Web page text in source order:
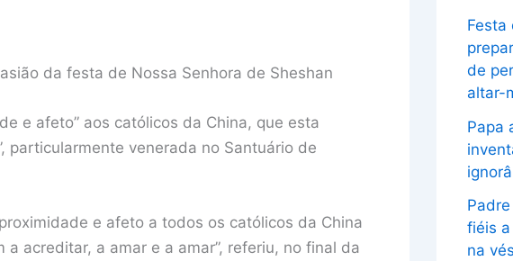
da festa de Nossa Senhora de Sheshan
e afeto” aos católicos da China, que esta
particularmente venerada no Santuário de
e afeto a todos os católicos da China
acreditar, a amar e a amar”, referiu, no final da
Festa
de
altar-
Papa
fiéis
na